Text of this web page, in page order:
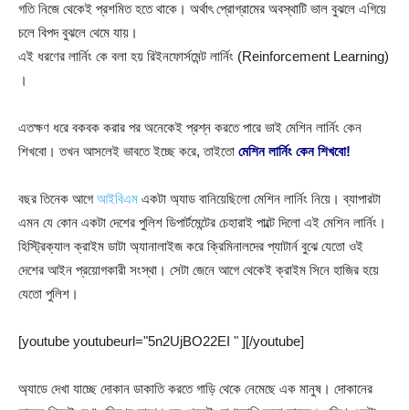
গতি নিজে থেকেই প্রশমিত হতে থাকে। অর্থাৎ প্রোগ্রামের অবস্থাটি ভাল বুঝলে এগিয়ে
চলে বিপদ বুঝলে থেমে যায়।
এই ধরণের লার্নিং কে বলা হয় রিইনফোর্সমেন্ট লার্নিং (Reinforcement Learning)
।
এতক্ষণ ধরে বকবক করার পর অনেকেই প্রশ্ন করতে পারে ভাই মেশিন লার্নিং কেন
শিখবো। তখন আসলেই ভাবতে ইচ্ছে করে, তাইতো মেশিন লার্নিং কেন শিখবো!
বছর তিনেক আগে আইবিএম একটা অ্যাড বানিয়েছিলো মেশিন লার্নিং নিয়ে। ব্যাপারটা
এমন যে কোন একটা দেশের পুলিশ ডিপার্টমেন্টের চেহারাই পাল্টে দিলো এই মেশিন লার্নিং।
হিস্ট্রিক্যাল ক্রাইম ডাটা অ্যানালাইজ করে ক্রিমিনালদের প্যাটার্ন বুঝে যেতো ওই
দেশের আইন প্রয়োগকারী সংস্থা। সেটা জেনে আগে থেকেই ক্রাইম সিনে হাজির হয়ে
যেতো পুলিশ।
[youtube youtubeurl="5n2UjBO22EI " ][/youtube]
অ্যাডে দেখা যাচ্ছে দোকান ডাকাতি করতে গাড়ি থেকে নেমেছে এক মানুষ। দোকানের